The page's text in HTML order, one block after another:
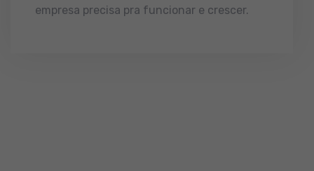
empresa precisa pra funcionar e crescer.